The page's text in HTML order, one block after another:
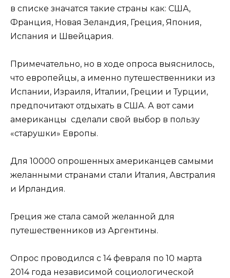
в списке значатся такие страны как: США,
Франция, Новая Зеландия, Греция, Япония,
Испания и Швейцария.
Примечательно, но в ходе опроса выяснилось,
что европейцы, а именно путешественники из
Испании, Израиля, Италии, Греции и Турции,
предпочитают отдыхать в США. А вот сами
американцы сделали свой выбор в пользу
«старушки» Европы.
Для 10000 опрошенных американцев самыми
желанными странами стали Италия, Австралия
и Ирландия.
Греция же стала самой желанной для
путешественников из Аргентины.
Опрос проводился с 14 февраля по 10 марта
2014 года независимой социологической